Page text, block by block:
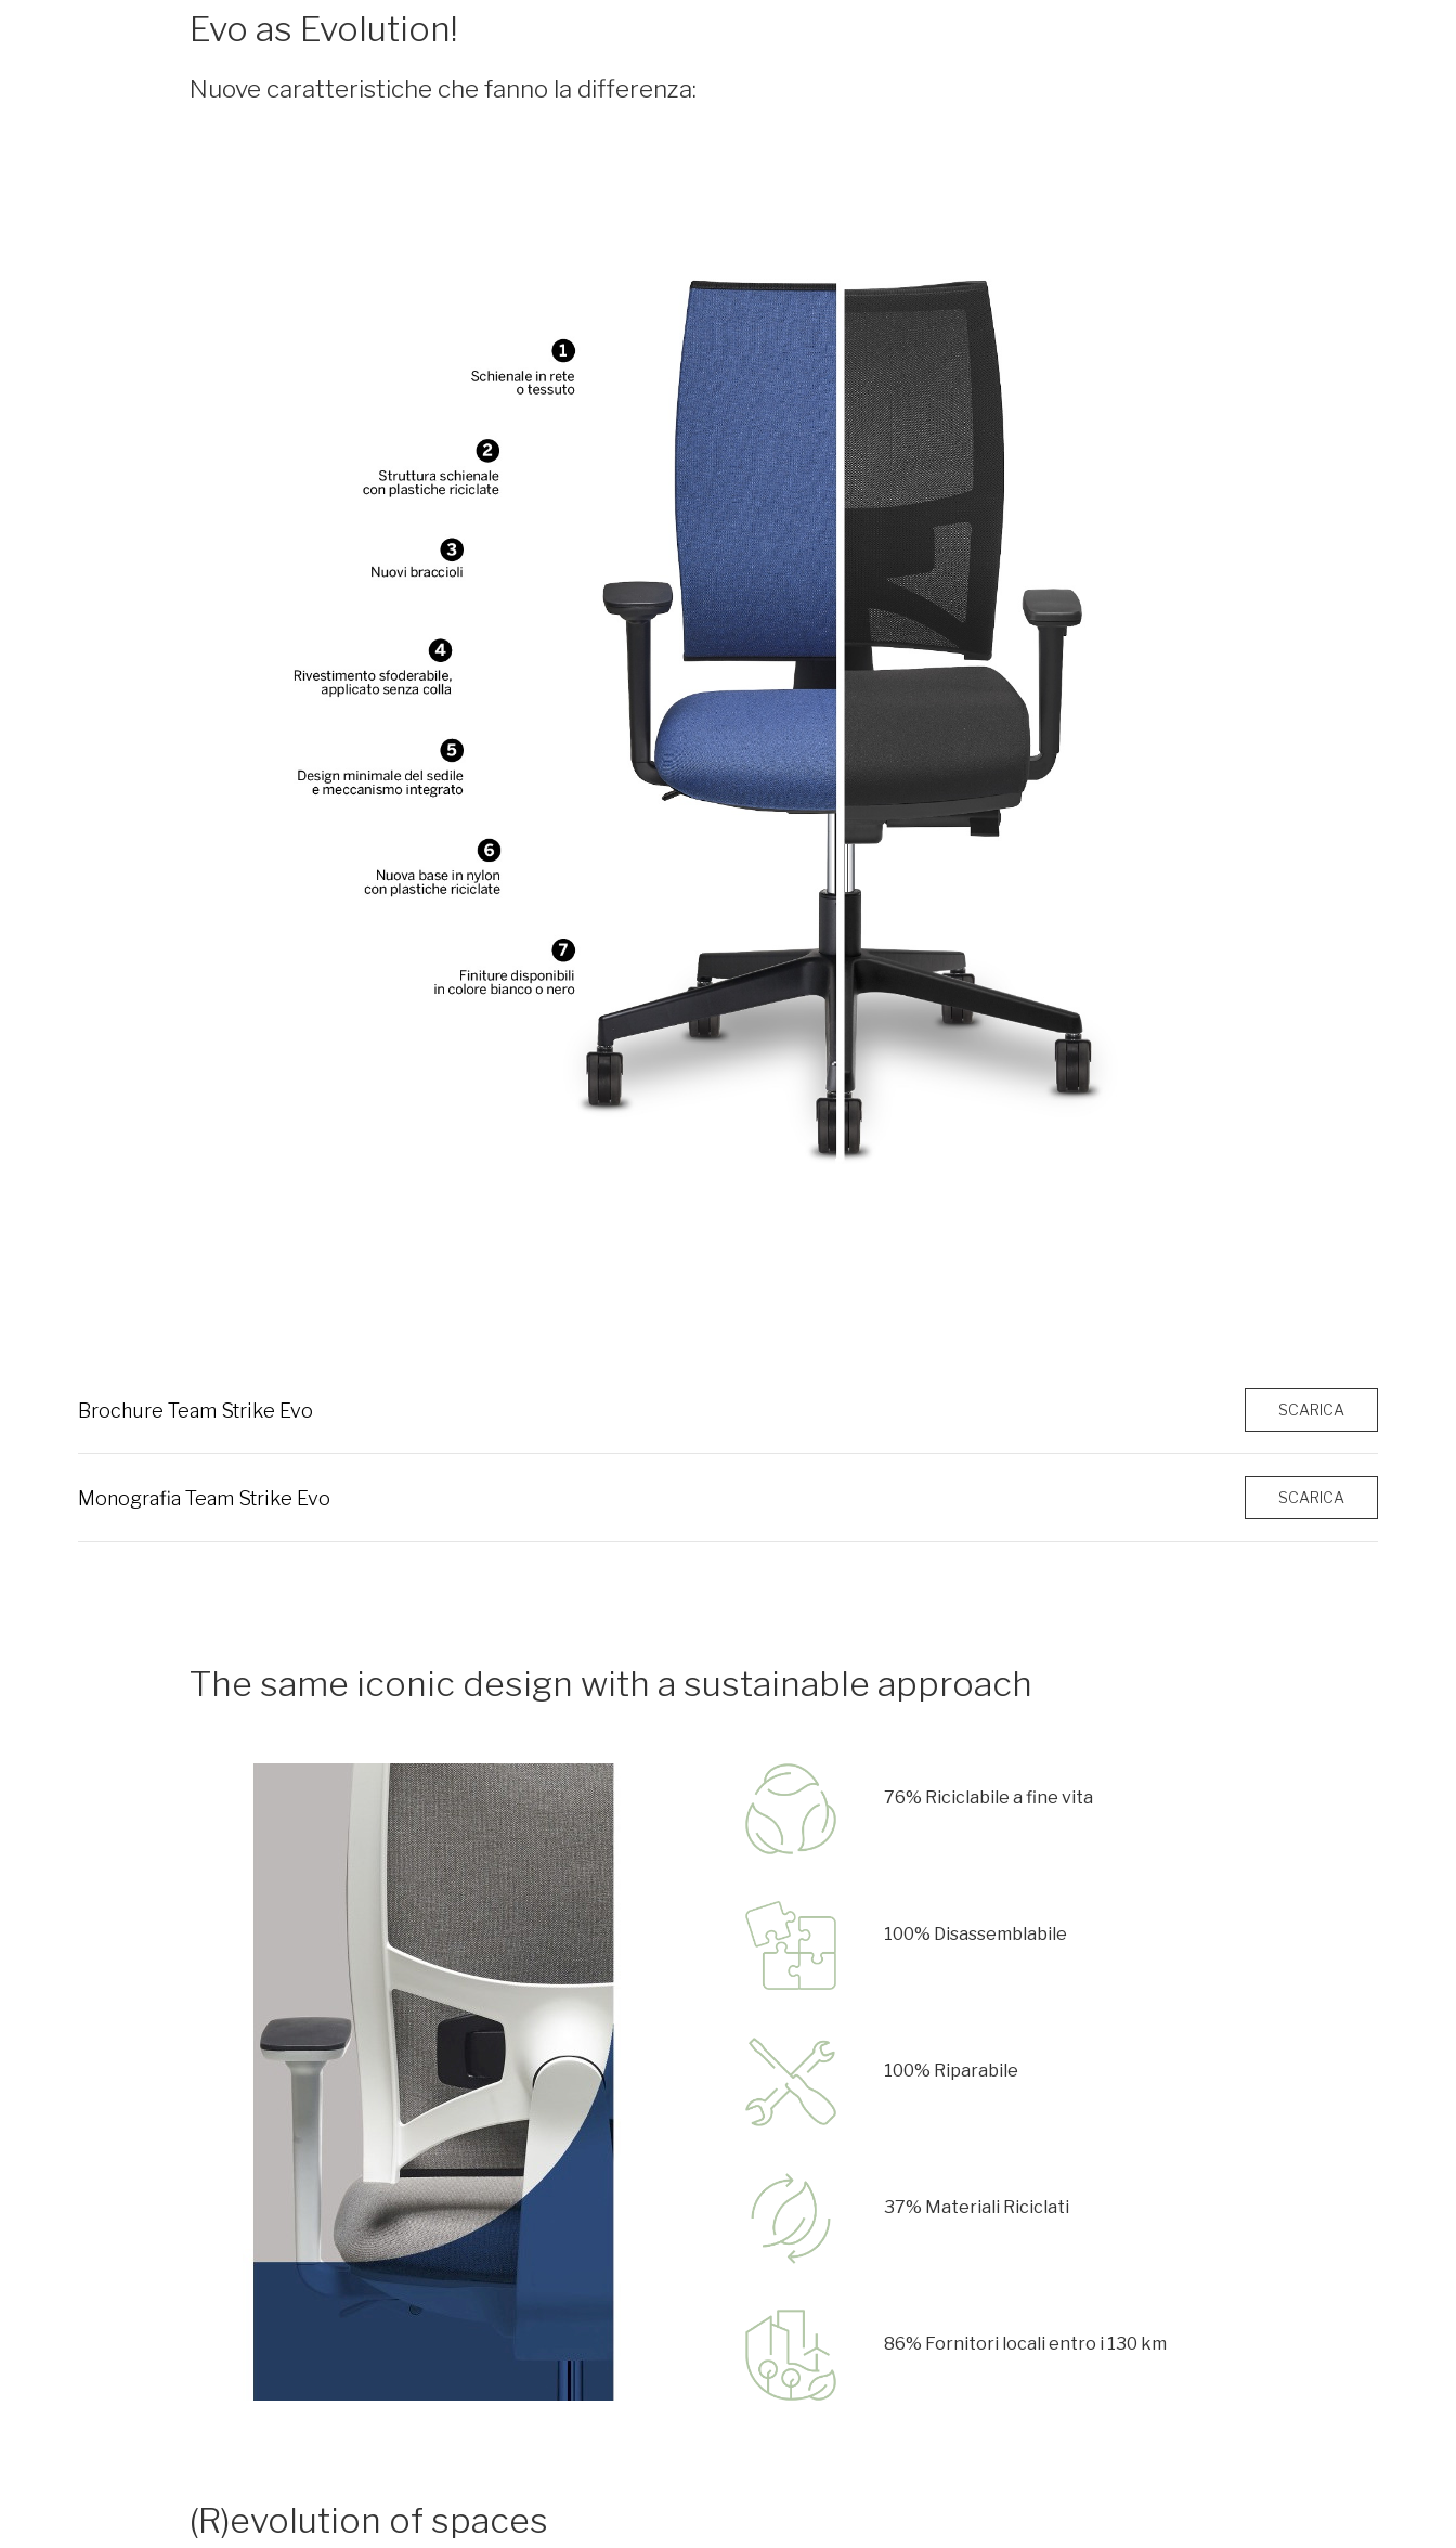
Evo as Evolution!
Nuove caratteristiche che fanno la differenza:
Brochure Team Strike Evo SCARICA
Monografia Team Strike Evo SCARICA
The same iconic design with a sustainable approach
76% Riciclabile a fine vita
100% Disassemblabile
100% Riparabile
37% Materiali Riciclati
86% Fornitori locali entro i 130 km
(R)evolution of spaces